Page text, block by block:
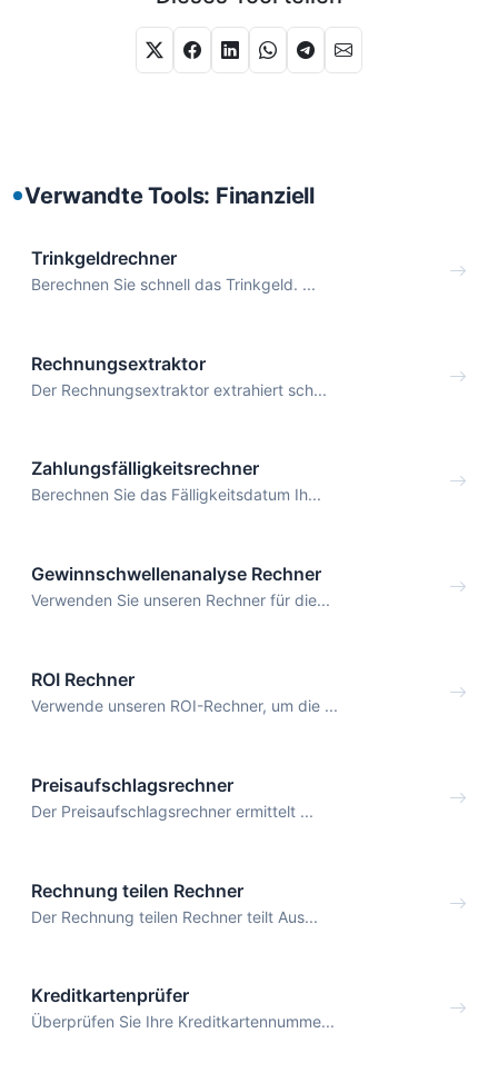
Verwandte Tools: Finanziell
Trinkgeldrechner
Berechnen Sie schnell das Trinkgeld. ...
Rechnungsextraktor
Der Rechnungsextraktor extrahiert sch...
Zahlungsfälligkeitsrechner
Berechnen Sie das Fälligkeitsdatum Ih...
Gewinnschwellenanalyse Rechner
Verwenden Sie unseren Rechner für die...
ROI Rechner
Verwende unseren ROI-Rechner, um die ...
Preisaufschlagsrechner
Der Preisaufschlagsrechner ermittelt ...
Rechnung teilen Rechner
Der Rechnung teilen Rechner teilt Aus...
Kreditkartenprüfer
Überprüfen Sie Ihre Kreditkartennumme...